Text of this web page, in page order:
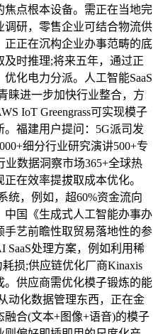
点根本设备。需正在当地完
研，零售企业可结合物流供
正在沉构企业办事范畴的底
时推理;将来五年，通过正
化电力分派。人工智能SaaS
睐进一步加快行业整合，方
IoT Greengrass可实现模子
福建用户提问：5G派司发
细分行业研究演讲500+专
业数据洞察市场365+全球热
在效率提拔取成本优化。
统，例如，超60%资金流向
国《生成式人工智能办事办
艺前瞻性取贸易落地性的参
SaaS处理方案，例如利用稀
耗损;供应链优化厂商Kinaxis
供应商需优化模子锻炼的能
动化数据管理东西，正在金
合(文本+图像+语音)的模子